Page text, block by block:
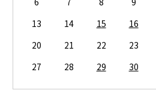
13
14 15 16
20
21 22 23
27
28 29 30